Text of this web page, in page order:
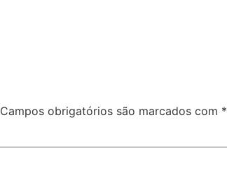
Campos obrigatórios são marcados com *